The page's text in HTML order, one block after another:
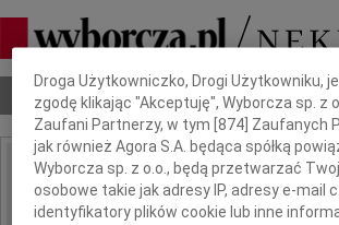
Nekrologi Odeszli Poradnik pogrzebowy
IMIĘ I NAZWISKO:
Dbamy o Twoją prywatność
Droga Użytkowniczko, Drogi Użytkowniku,
zgodę klikając "Akceptuję", Wyborcza sp. z
Zaufani Partnerzy, w tym [874 ] Zaufanych
jak również Agora S.A. będąca spółką
Wyborcza sp. z o.o., będą przetwarzać
osobowe takie jak adresy IP, adresy e-mail
identyfikatory plików cookie lub inne